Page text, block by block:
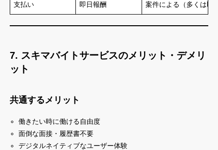
支払い 即日報酬 案件による（多くは即
7. スキマバイトサービスのメリット・デメリ
ット
共通するメリット
働きたい時に働ける自由度
面倒な面接・履歴書不要
デジタルネイティブなユーザー体験